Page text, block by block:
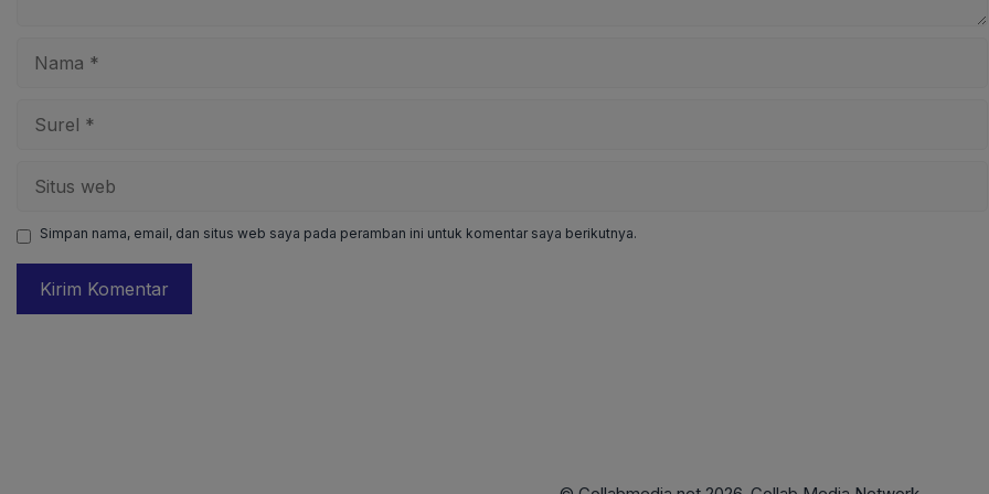
Simpan nama, email, dan situs web saya pada peramban ini untuk komentar saya berikutnya.